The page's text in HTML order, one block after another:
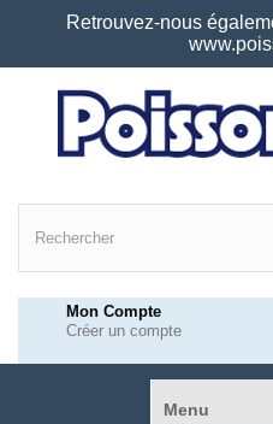
Retrouvez-nous
Mon Compte
Créer un compte
Menu